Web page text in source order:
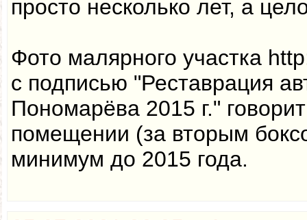
просто несколько лет, а
Фото малярного участка
с подписью "Реставрация
Пономарёва 2015 г."
помещении (за вторым
минимум до 2015 года.